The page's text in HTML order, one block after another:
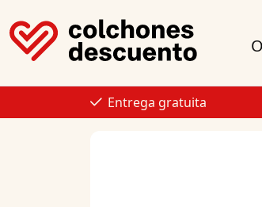
Entrega gratuita